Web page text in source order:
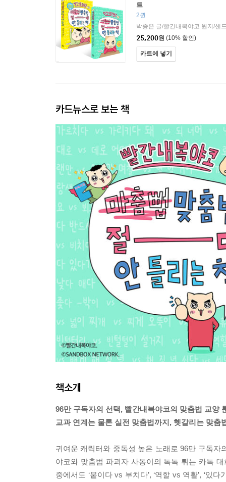
트
2권
25,200원 (10% 할인)
카트에 넣기
카드뉴스로 보는 책
책소개
96만 구독자의 선택, 빨간내복야코의 맞춤법 교양
교과 연계는 물론 실전 맞춤법까지, 헷갈리는 맞춤
귀여운 캐릭터와 중독성 높은 노래로 96만 구독
야코와 맞춤법 파괴자 사동이의 톡톡 튀는 카톡
중에서도 ‘붙이다 vs 부치다’, ‘역할 vs 역활’, ‘있